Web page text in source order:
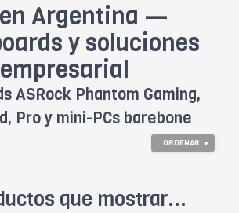
Argentina —
y soluciones
ASRock Phantom Gaming,
Pro y mini-PCs barebone
ORDENAR
que mostrar...